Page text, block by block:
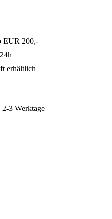
EUR 200,-
erhältlich
3 Werktage